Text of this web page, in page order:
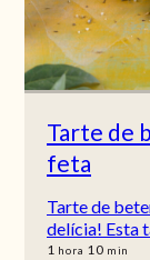
Tarte de
feta
Tarte de
delícia! Esta
1 hora
hora 10min
min